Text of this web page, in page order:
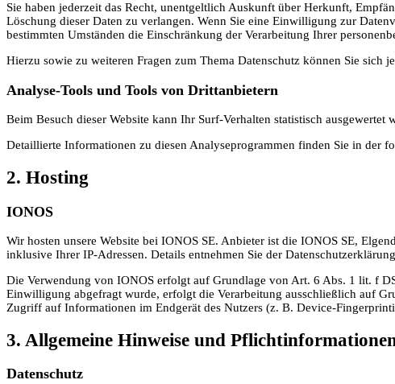
Sie haben jederzeit das Recht, unentgeltlich Auskunft über Herkunft,
Löschung dieser Daten zu verlangen. Wenn Sie eine Einwilligung zur
bestimmten Umständen die Einschränkung der Verarbeitung Ihrer
Hierzu sowie zu weiteren Fragen zum Thema Datenschutz können Sie sich
Analyse-Tools und Tools von Dritt­anbietern
Beim Besuch dieser Website kann Ihr Surf-Verhalten statistisch
Detaillierte Informationen zu diesen Analyseprogrammen finden Sie in der
2. Hosting
IONOS
Wir hosten unsere Website bei IONOS SE. Anbieter ist die IONOS SE,
inklusive Ihrer IP-Adressen. Details entnehmen Sie der
Die Verwendung von IONOS erfolgt auf Grundlage von Art. 6 Abs. 1 lit. f
Einwilligung abgefragt wurde, erfolgt die Verarbeitung ausschließlich auf
Zugriff auf Informationen im Endgerät des Nutzers (z. B. Device-
3. Allgemeine Hinweise und
Datenschutz